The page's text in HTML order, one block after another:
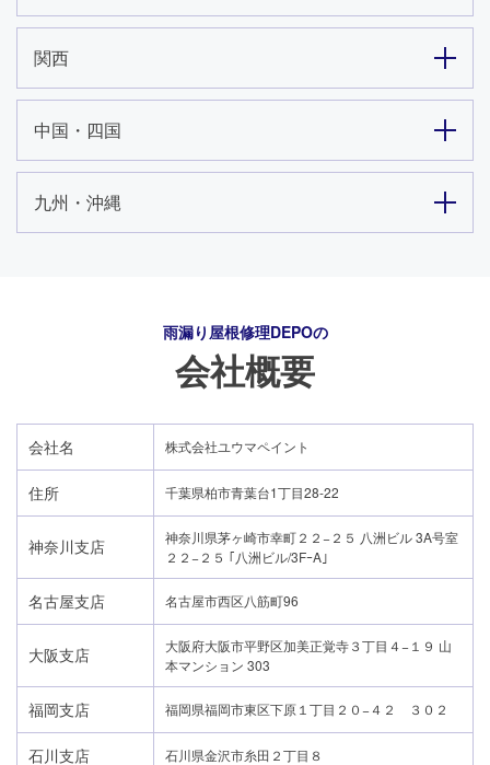
24時間365日対応
050-1883-0629
関西
中国・四国
九州・沖縄
雨漏り屋根修理DEPOの
会社概要
会社名 株式会社ユウマペイント
住所 千葉県柏市青葉台1丁目28-22
神奈川支店
神奈川県茅ヶ崎市幸町２２−２５ 八洲ビル 3A号室
２２−２５ ｢八洲ビル/3FｰA｣
名古屋支店 名古屋市西区八筋町96
大阪支店
大阪府大阪市平野区加美正覚寺３丁目４−１９ 山
本マンション 303
福岡支店 福岡県福岡市東区下原１丁目２０−４２ ３０２
石川支店 石川県金沢市糸田２丁目８